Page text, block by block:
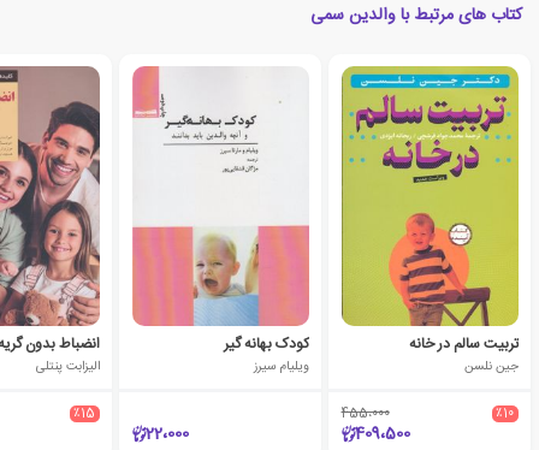
کتاب های مرتبط با والدین سمی
تربیت سالم در خانه
جین نلسن
٪10 455،000
409،500
کودک بهانه گیر
ویلیام سیرز
22،000
انضباط بدون
الیزابت پنتلی
٪15